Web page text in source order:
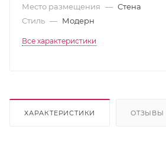
Место размещения — Стена
Стиль — Модерн
Все характеристики
ХАРАКТЕРИСТИКИ ОТЗЫВЫ